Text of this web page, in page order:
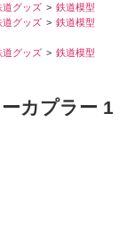
道グッズ
鉄道模型
道グッズ
鉄道模型
道グッズ
鉄道模型
カプラー 1